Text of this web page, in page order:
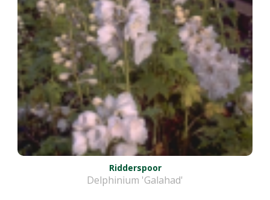
Ridderspoor
Delphinium 'Galahad'